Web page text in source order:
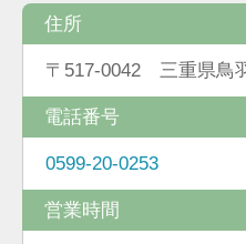
住所
〒517-0042 三重県鳥
電話番号
0599-20-0253
営業時間